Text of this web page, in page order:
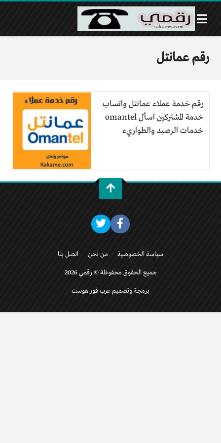
رقم عمانتل
رقم خدمة عملاء عمانتل واتساب
خدمة المشتركين اسأل omantel
خدمات الرصيد والطواريء
سياسة الخصوصية من نحن اتصل بنا
جميع الحقوق محفوظة © رقمي 2026
برمجة وتصميم عرب فور هوست